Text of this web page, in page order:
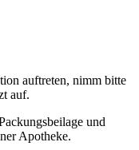
auftreten, nimm bitte
auf.
und
Apotheke.